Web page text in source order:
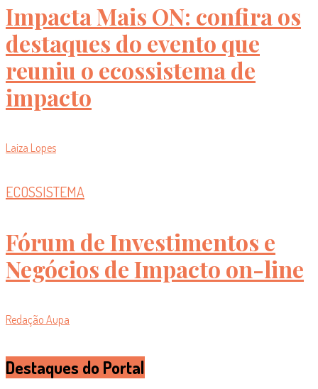
Impacta Mais ON: confira os
destaques do evento que
reuniu o ecossistema de
impacto
Laiza Lopes
ECOSSISTEMA
Fórum de Investimentos e
Negócios de Impacto on-line
Redação Aupa
Destaques do Portal